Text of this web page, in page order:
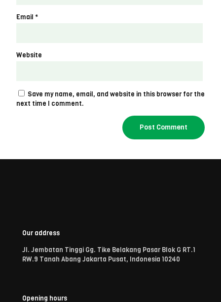
Email *
Website
Save my name, email, and website in this browser for the
next time I comment.
Our address
Jl. Jembatan Tinggi Gg. Tike Belakang Pasar Blok G RT.1
RW.9 Tanah Abang Jakarta Pusat, Indonesia 10240
Opening hours